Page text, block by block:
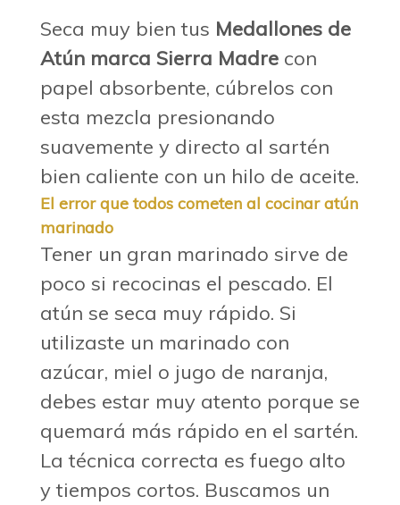
Seca muy bien tus Medallones de
Atún marca Sierra Madre con
papel absorbente, cúbrelos con
esta mezcla presionando
suavemente y directo al sartén
bien caliente con un hilo de aceite.
El error que todos cometen al cocinar atún
marinado
Tener un gran marinado sirve de
poco si recocinas el pescado. El
atún se seca muy rápido. Si
utilizaste un marinado con
azúcar, miel o jugo de naranja,
debes estar muy atento porque se
quemará más rápido en el sartén.
La técnica correcta es fuego alto
y tiempos cortos. Buscamos un